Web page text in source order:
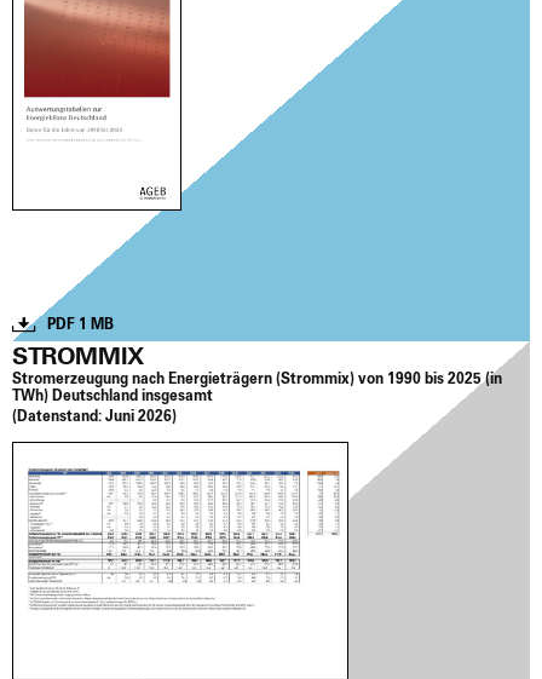
PDF 1 MB
STROMMIX
Strom­erzeu­gung nach Ener­gie­trä­gern (Strom­mix) von 1990 bis 2025 (in
TWh) Deutsch­land ins­ge­samt
(Daten­stand: Juni 2026)